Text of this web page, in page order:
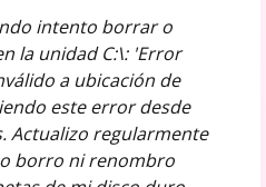
intento borrar o
la unidad C:\: 'Error
a ubicación de
este error desde
Actualizo regularmente
borro ni renombro